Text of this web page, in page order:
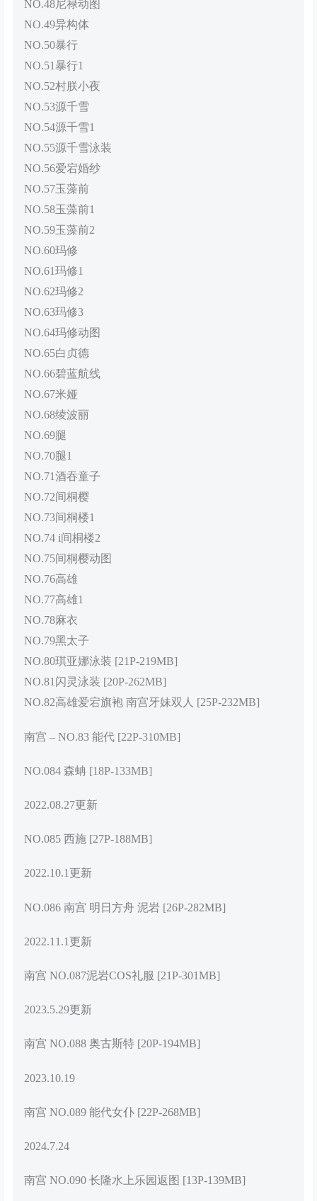
NO.48尼禄动图
NO.49异构体
NO.50暴行
NO.51暴行1
NO.52村朕小夜
NO.53源千雪
NO.54源千雪1
NO.55源千雪泳装
NO.56爱宕婚纱
NO.57玉藻前
NO.58玉藻前1
NO.59玉藻前2
NO.60玛修
NO.61玛修1
NO.62玛修2
NO.63玛修3
NO.64玛修动图
NO.65白贞德
NO.66碧蓝航线
NO.67米娅
NO.68绫波丽
NO.69腿
NO.70腿1
NO.71酒吞童子
NO.72间桐樱
NO.73间桐楼1
NO.74 i间桐楼2
NO.75间桐樱动图
NO.76高雄
NO.77高雄1
NO.78麻衣
NO.79黑太子
NO.80琪亚娜泳装 [21P-219MB]
NO.81闪灵泳装 [20P-262MB]
NO.82高雄爱宕旗袍 南宫牙妹双人 [25P-232MB]
南宫 – NO.83 能代 [22P-310MB]
NO.084 森蚺 [18P-133MB]
2022.08.27更新
NO.085 西施 [27P-188MB]
2022.10.1更新
NO.086 南宫 明日方舟 泥岩 [26P-282MB]
2022.11.1更新
南宫 NO.087泥岩COS礼服 [21P-301MB]
2023.5.29更新
南宫 NO.088 奥古斯特 [20P-194MB]
2023.10.19
南宫 NO.089 能代女仆 [22P-268MB]
2024.7.24
南宫 NO.090 长隆水上乐园返图 [13P-139MB]